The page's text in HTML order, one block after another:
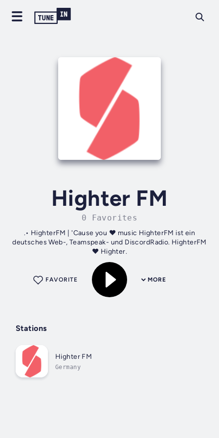
Highter FM
0 Favorites
.• HighterFM | 'Cause you ❤️ music HighterFM ist ein
deutsches Web-, Teamspeak- und DiscordRadio. HighterFM
❤️ Highter.
MORE
FAVORITE
Stations
Highter FM
Germany